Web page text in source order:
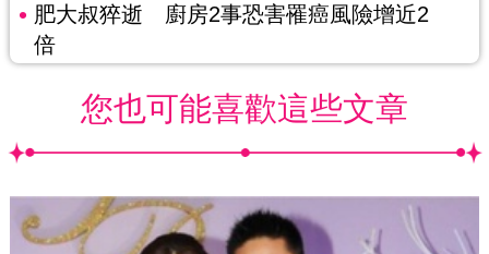
肥大叔猝逝 廚房2事恐害罹癌風險增近2
倍
您也可能喜歡這些文章